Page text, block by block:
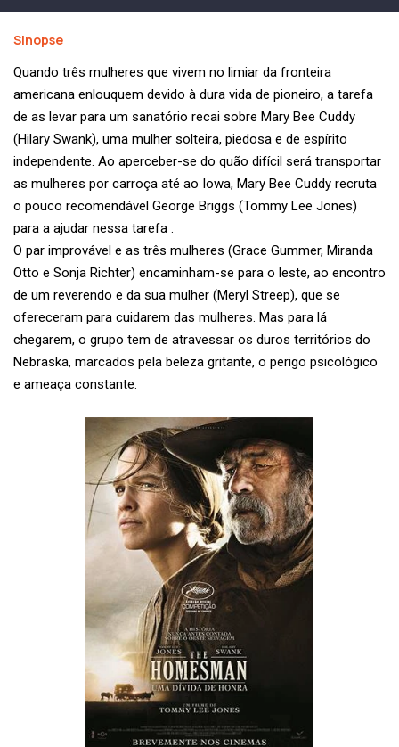
Sinopse
Quando três mulheres que vivem no limiar da fronteira
americana enlouquem devido à dura vida de pioneiro, a tarefa
de as levar para um sanatório recai sobre Mary Bee Cuddy
(Hilary Swank), uma mulher solteira, piedosa e de espírito
independente. Ao aperceber-se do quão difícil será transportar
as mulheres por carroça até ao Iowa, Mary Bee Cuddy recruta
o pouco recomendável George Briggs (Tommy Lee Jones)
para a ajudar nessa tarefa .
O par improvável e as três mulheres (Grace Gummer, Miranda
Otto e Sonja Richter) encaminham-se para o leste, ao encontro
de um reverendo e da sua mulher (Meryl Streep), que se
ofereceram para cuidarem das mulheres. Mas para lá
chegarem, o grupo tem de atravessar os duros territórios do
Nebraska, marcados pela beleza gritante, o perigo psicológico
e ameaça constante.